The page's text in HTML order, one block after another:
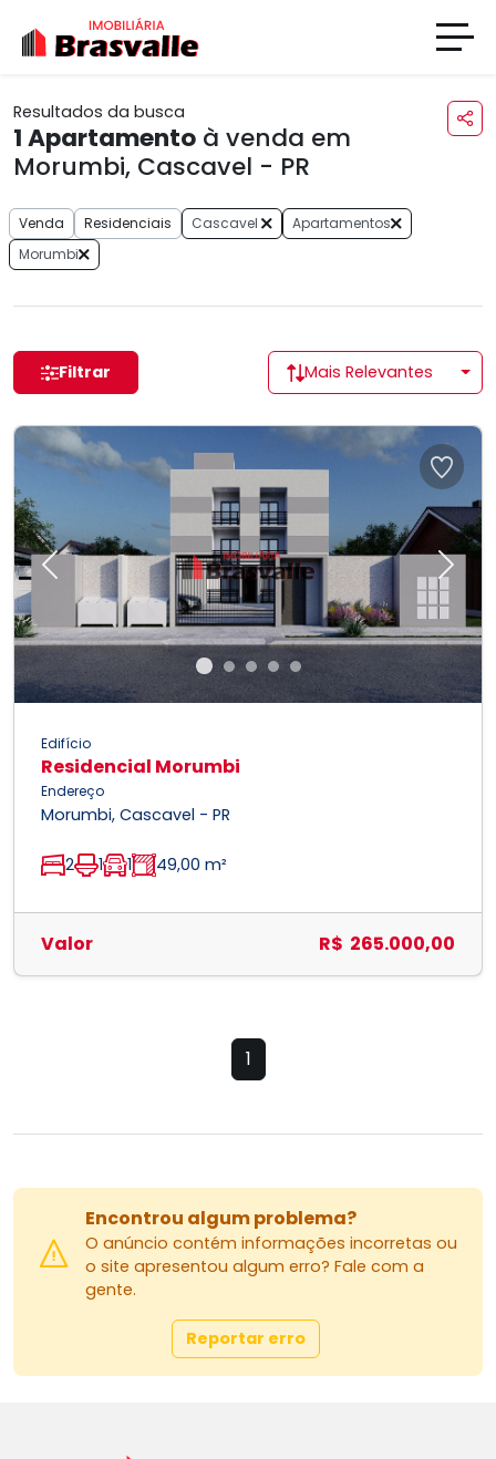
Resultados da busca
1Apartamento à venda em
Morumbi, Cascavel - PR
Venda Residenciais Cascavel
Apartamentos
Morumbi
Filtrar Mais Relevantes
Previous Next
Edifício
Residencial Morumbi
Endereço
Morumbi, Cascavel - PR
2 1 1 49,00 m²
Valor R$ 265.000,00
1
Encontrou algum problema?
O anúncio contém informações incorretas ou
o site apresentou algum erro? Fale com a
gente.
Reportar erro